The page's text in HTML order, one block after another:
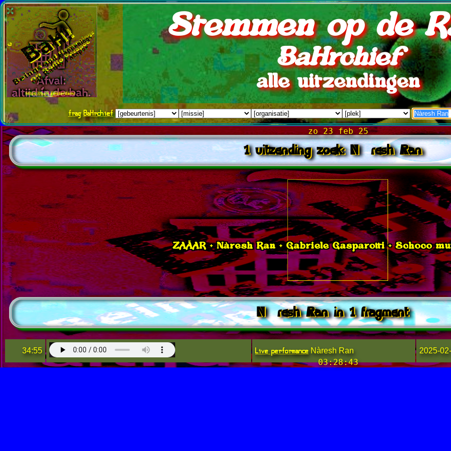
Stemmen op de
BaHrchief
alle uitzendingen
fragBaHrchief
1 uitzending zoek: Nàresh Ran
zo 23 feb 25
ZAÄAR + Nàresh Ran + Gabriele Gasparotti + Schoco
03:28:43
Nàresh Ran in 1 fragment
34:55 Live performanceNàresh Ran 2025-